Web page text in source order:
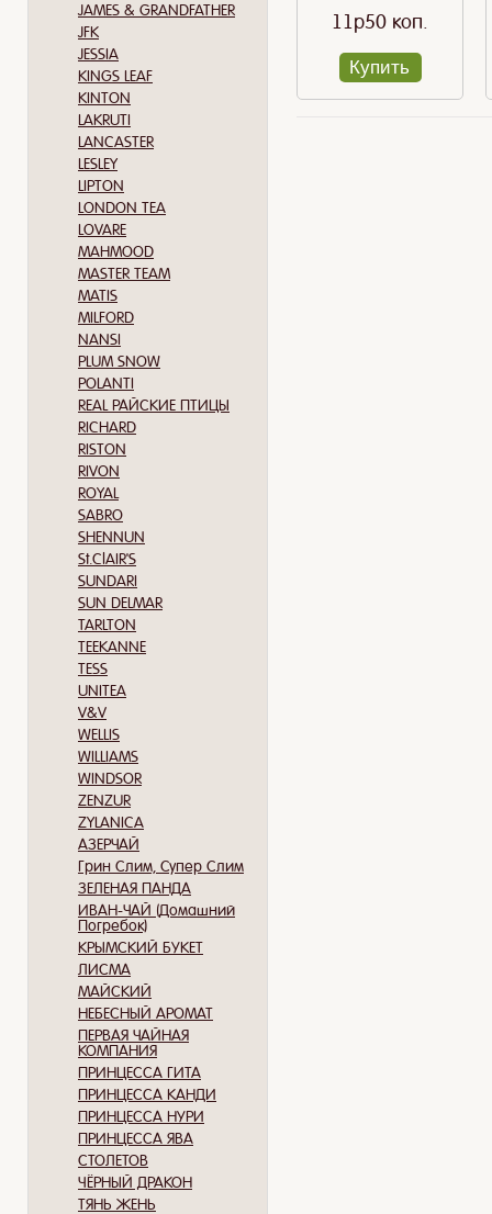
JAMES & GRANDFATHER
JFK
JESSIA
KINGS LEAF
KINTON
LAKRUTI
LANCASTER
LESLEY
LIPTON
LONDON TEA
LOVARE
MAHMOOD
MASTER TEAM
MATIS
MILFORD
NANSI
PLUM SNOW
POLANTI
REAL РАЙСКИЕ ПТИЦЫ
RICHARD
RISTON
RIVON
ROYAL
SABRO
SHENNUN
St.ClAIR'S
SUNDARI
SUN DELMAR
TARLTON
TEEKANNE
TESS
UNITEA
V&V
WELLIS
WILLIAMS
WINDSOR
ZENZUR
ZYLANICA
АЗЕРЧАЙ
Грин Слим, Супер Слим
ЗЕЛЕНАЯ ПАНДА
ИВАН-ЧАЙ (Домашний
Погребок)
КРЫМСКИЙ БУКЕТ
ЛИСМА
МАЙСКИЙ
НЕБЕСНЫЙ АРОМАТ
ПЕРВАЯ ЧАЙНАЯ
КОМПАНИЯ
ПРИНЦЕССА ГИТА
ПРИНЦЕССА КАНДИ
ПРИНЦЕССА НУРИ
ПРИНЦЕССА ЯВА
СТОЛЕТОВ
ЧЁРНЫЙ ДРАКОН
ТЯНЬ ЖЕНЬ
11p50 коп.
Купить